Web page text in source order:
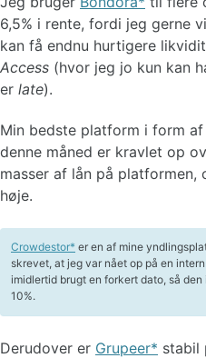
6,5% i rente, fordi jeg gerne
kan få endnu hurtigere
Access (hvor jeg jo kun kan
er late).
Min bedste platform i form
denne måned er kravlet op
masser af lån på
høje.
Crowdestor er en af mine
skrevet, at jeg var nået op på en
imidlertid brugt en forkert dato, så
10%.
Derudover er Grupeer
stabil